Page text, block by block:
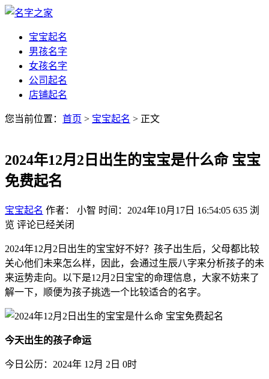
宝宝起名
男孩名字
女孩名字
公司起名
店铺起名
您当前位置： 首页 > 宝宝起名 > 正文
2024年12月2日出生的宝宝是什么命 宝宝
免费起名
宝宝起名 作者： 小智 时间：2024年10月17日 16:54:05 635 浏
览 评论已经关闭
2024年12月2日出生的宝宝好不好？孩子出生后，父母都比较
关心他们未来怎么样，因此，会通过生辰八字来分析孩子的未
来运势走向。以下是12月2日宝宝的命理信息，大家不妨来了
解一下，顺便为孩子挑选一个比较适合的名字。
今天出生的孩子命运
今日公历：2024年 12月 2日 0时